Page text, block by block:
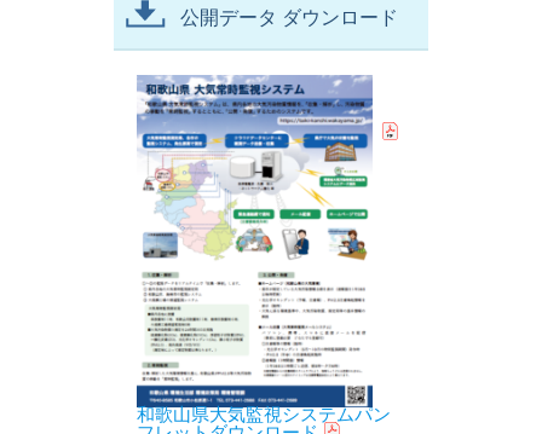
公開データ ダウンロード
和歌山県大気監視システムパン